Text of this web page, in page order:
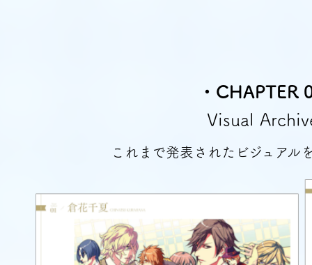
・CHAPTER
Visual
これまで発表されたビジュアル